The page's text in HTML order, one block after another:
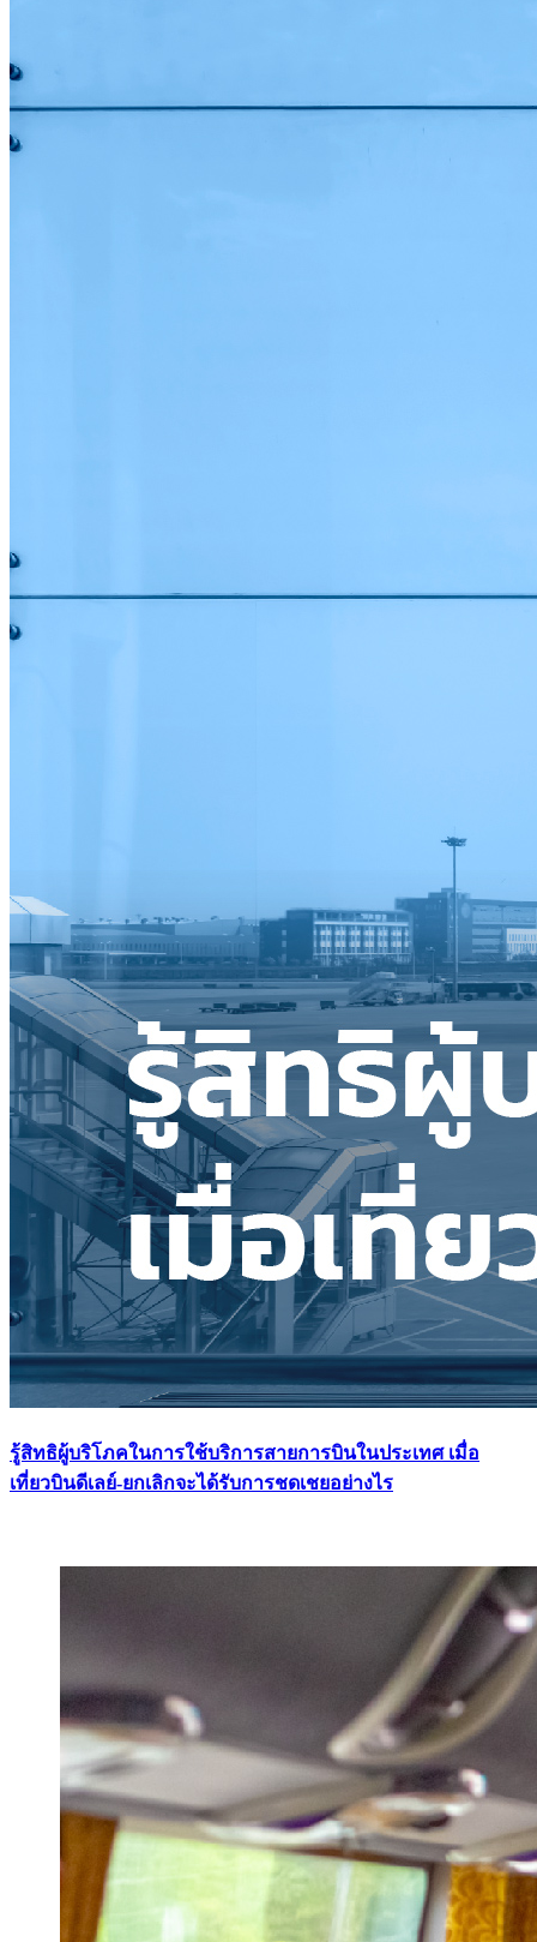
รู้สิทธิผู้บริโภคในการใช้บริการสายการบินในประเทศ เมื่อ
เที่ยวบินดีเลย์-ยกเลิกจะได้รับการชดเชยอย่างไร